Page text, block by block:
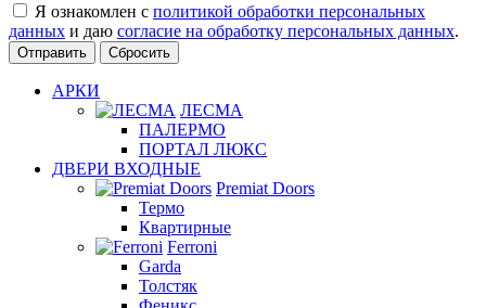
Я ознакомлен с политикой обработки персональных
данных и даю согласие на обработку персональных данных.
Сбросить
АРКИ
ЛЕСМА
ПАЛЕРМО
ПОРТАЛ ЛЮКС
ДВЕРИ ВХОДНЫЕ
Premiat Doors
Термо
Квартирные
Ferroni
Garda
Толстяк